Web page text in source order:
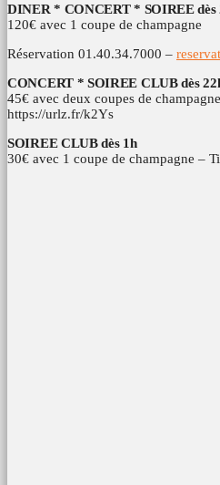
DINER * CONCERT * SOIREE dès
120€ avec 1 coupe de champagne
Réservation 01.40.34.7000 –
CONCERT * SOIREE CLUB dès
45€ avec deux coupes de
https://urlz.fr/k2Ys
SOIREE CLUB dès 1h
30€ avec 1 coupe de champagne –